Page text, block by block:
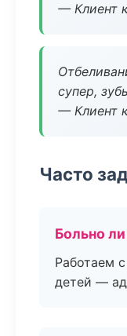
— Клиент
супер,
— Клиент
Часто
Больно
Работаем
детей —